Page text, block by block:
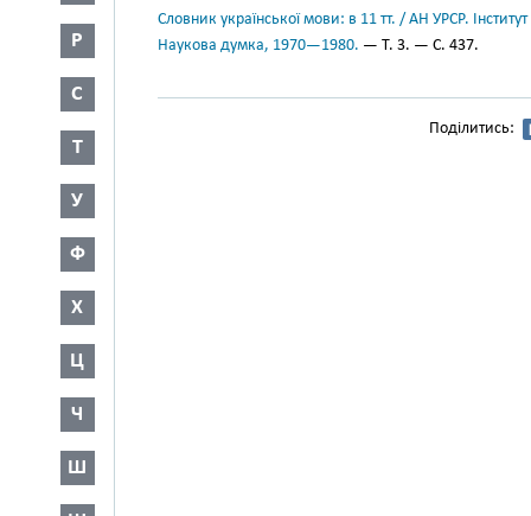
Р
С
Т
У
Ф
Х
Ц
Ч
Ш
Словник української мови: в 11 тт. / АН УРСР.
Наукова думка, 1970—1980. — Т. 3. — С. 437.
Поділитись: